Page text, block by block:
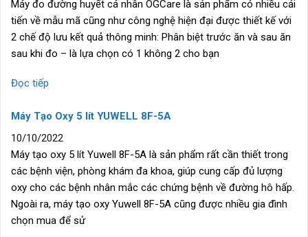
Máy đo đường huyết cá nhân OGCare là sản phẩm có nhiều cải
tiến về mẫu mã cũng như công nghệ hiện đại được thiết kế với
2 chế độ lưu kết quả thông minh: Phân biệt trước ăn và sau ăn
sau khi đo – là lựa chọn có 1 không 2 cho bạn
Đọc tiếp
Máy Tạo Oxy 5 lít YUWELL 8F-5A
10/10/2022
Máy tạo oxy 5 lít Yuwell 8F-5A là sản phẩm rất cần thiết trong
các bệnh viện, phòng khám đa khoa, giúp cung cấp đủ lượng
oxy cho các bệnh nhân mắc các chứng bệnh về đường hô hấp.
Ngoài ra, máy tạo oxy Yuwell 8F-5A cũng được nhiều gia đình
chọn mua để sử